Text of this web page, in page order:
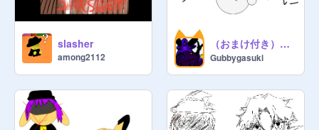
slasher
among2112
（おまけ付き）Gubbyをつくろぉ
Gubbygasuki